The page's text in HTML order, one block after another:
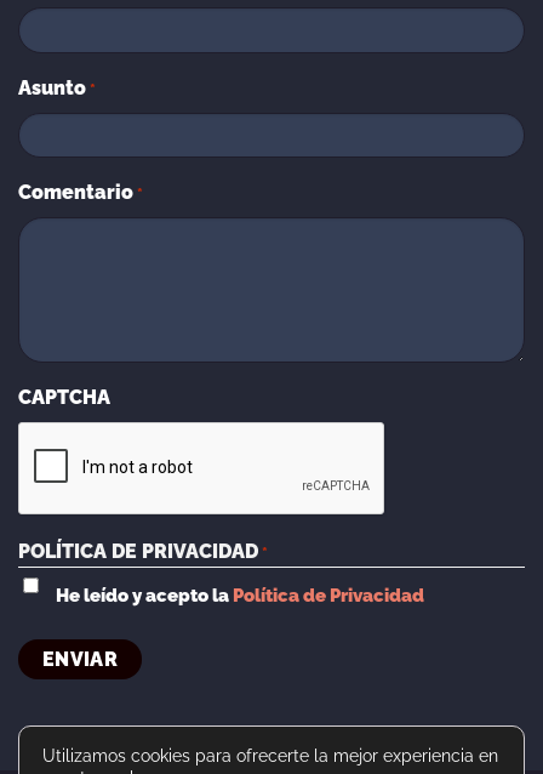
Asunto *
Comentario *
CAPTCHA
POLÍTICA DE PRIVACIDAD *
He leído y acepto la Política de Privacidad
Utilizamos cookies para ofrecerte la mejor experiencia en